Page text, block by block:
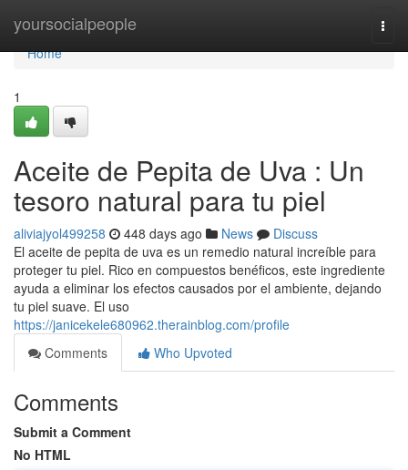
yoursocialpeople
Home
Home
1
Aceite de Pepita de Uva : Un
tesoro natural para tu piel
aliviajyol499258 448 days ago News
Discuss
El aceite de pepita de uva es un remedio natural increíble para
proteger tu piel. Rico en compuestos benéficos, este ingrediente
ayuda a eliminar los efectos causados por el ambiente, dejando
tu piel suave. El uso
https://janicekele680962.therainblog.com/profile
Comments
Who Upvoted
Comments
Submit a Comment
No HTML